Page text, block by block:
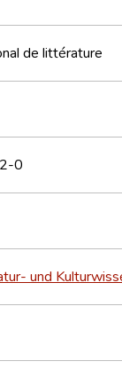
de littérature
0
und